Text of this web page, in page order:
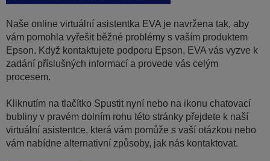
Naše online virtuální asistentka EVA je navržena tak, aby
vám pomohla vyřešit běžné problémy s vaším produktem
Epson. Když kontaktujete podporu Epson, EVA vás vyzve k
zadání příslušných informací a provede vás celým
procesem.
Kliknutím na tlačítko Spustit nyní nebo na ikonu chatovací
bubliny v pravém dolním rohu této stránky přejdete k naší
virtuální asistentce, která vám pomůže s vaší otázkou nebo
vám nabídne alternativní způsoby, jak nás kontaktovat.